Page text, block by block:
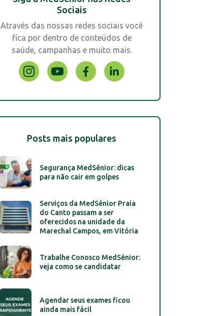
Sociais
Através das nossas redes sociais você
fica por dentro de conteúdos de
saúde, campanhas e muito mais.
Posts mais populares
Segurança MedSênior: dicas
para não cair em golpes
Serviços da MedSênior Praia
do Canto passam a ser
oferecidos na unidade da
Marechal Campos, em Vitória
Trabalhe Conosco MedSênior:
veja como se candidatar
Agendar seus exames ficou
ainda mais fácil